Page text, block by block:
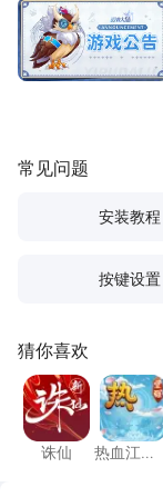
常见问题
安装教程
按键设置
猜你喜欢
诛仙
诛仙
热
热血江